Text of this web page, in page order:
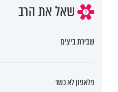
שאל את הרב
שבירת ביצים
פלאפון לא כשר